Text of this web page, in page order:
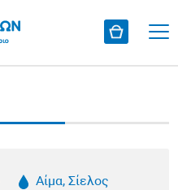
Αίμα, Σίελος